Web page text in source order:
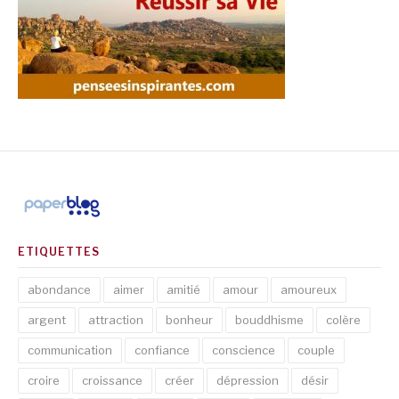
ETIQUETTES
abondance aimer amitié amour amoureux
argent attraction bonheur bouddhisme colère
communication confiance conscience couple
croire croissance créer dépression désir